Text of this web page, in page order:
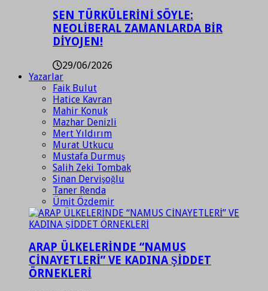
SEN TÜRKÜLERİNİ SÖYLE:
NEOLİBERAL ZAMANLARDA BİR
DİYOJEN!
29/06/2026
Yazarlar
Faik Bulut
Hatice Kavran
Mahir Konuk
Mazhar Denizli
Mert Yıldırım
Murat Utkucu
Mustafa Durmuş
Salih Zeki Tombak
Sinan Dervişoğlu
Taner Renda
Ümit Özdemir
ARAP ÜLKELERİNDE “NAMUS
CİNAYETLERİ” VE KADINA ŞİDDET
ÖRNEKLERİ